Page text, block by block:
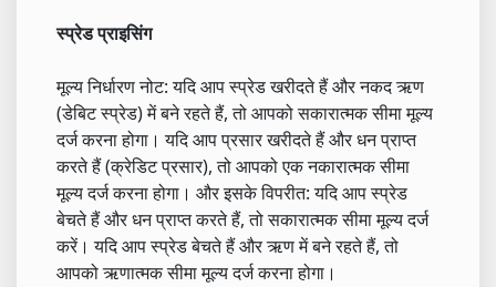
स्प्रेड प्राइसिंग
मूल्य निर्धारण नोट: यदि आप स्प्रेड खरीदते हैं और नकद ऋण
(डेबिट स्प्रेड) में बने रहते हैं, तो आपको सकारात्मक सीमा मूल्य
दर्ज करना होगा। यदि आप प्रसार खरीदते हैं और धन प्राप्त
करते हैं (क्रेडिट प्रसार), तो आपको एक नकारात्मक सीमा
मूल्य दर्ज करना होगा। और इसके विपरीत: यदि आप स्प्रेड
बेचते हैं और धन प्राप्त करते हैं, तो सकारात्मक सीमा मूल्य दर्ज
करें। यदि आप स्प्रेड बेचते हैं और ऋण में बने रहते हैं, तो
आपको ऋणात्मक सीमा मूल्य दर्ज करना होगा।